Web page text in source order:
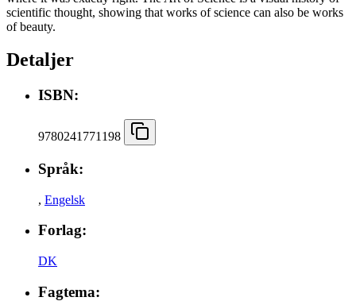
scientific thought, showing that works of science can also be works
of beauty.
Detaljer
ISBN:
9780241771198
Språk:
, Engelsk
Forlag:
DK
Fagtema: